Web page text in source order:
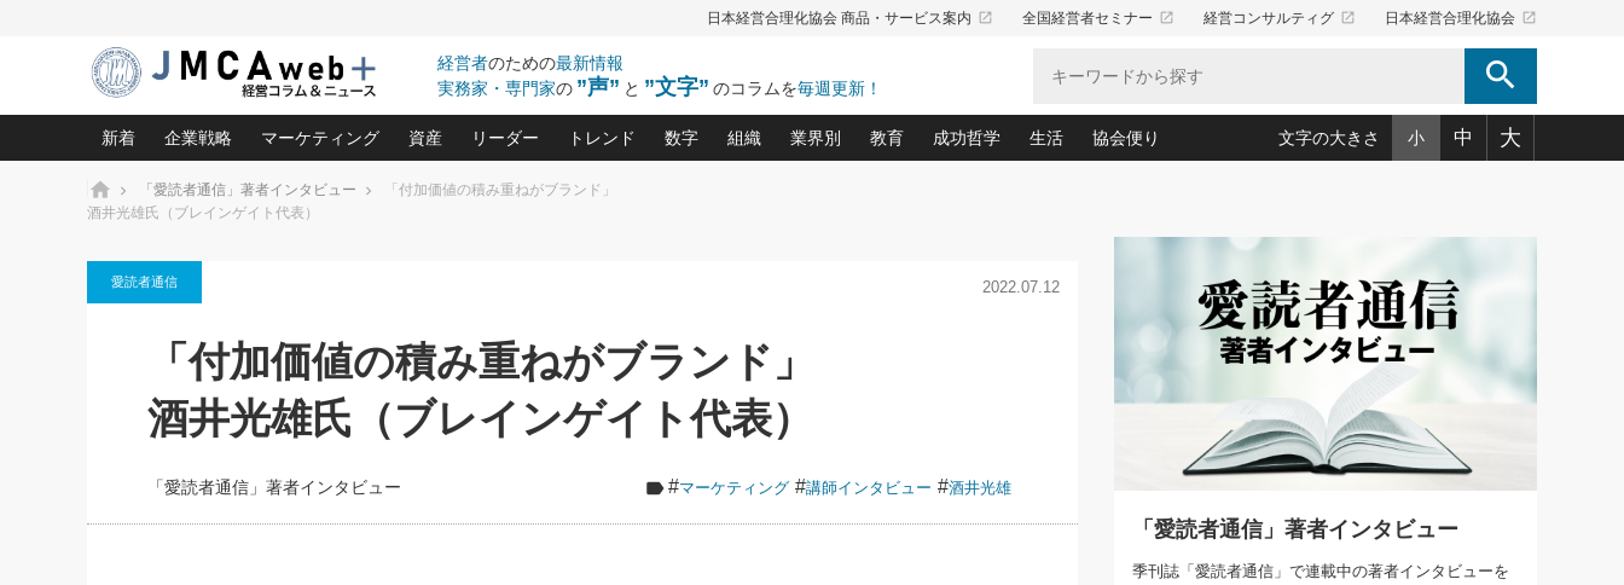
日本経営合理化協会 商品・サービス案内 launch 全国経営者セミナー launch 経営コンサルティグ launch 日本経営合理化協会 launch
経営者のための最新情報
実務家・専門家の ”声” と ”文字” のコラムを毎週更新！ search
新着
相談15：銀行がやたらと固定金
がよいのでしょうか！
2026.08.7
第153回「内需企業があっとい
う間にグローバル成長企業に」
FOOD & LIFE COMPANIES
2026.08.5
スピーチ」ネタ帳（2026年8月5
もっとみる
企業戦略
利益を最大化する「業務改善」横田尚哉氏(5)
日本レーザー「人を大切にしながら利益を上げる経営」の極意
武器としてのM&A入門(3)
継続経営 百話百行(85)
マーケティング
ロングセラーの玉手箱(9)
大復活＆快進撃！ユニバーサルスタジオジャパンの成功要因と
は(5)
最高の自分を表現する 成功イメージ戦略(77)
酒井光雄 成功事例に学ぶ繁栄企業のブランド戦略(39)
資産
事業承継の前に、決めておきたい、知っておきたい、やってお
きたいコト(12)
会社と社長のための資産管理講座(95)
リーダー
ピョートル・F・グジバチの『経営戦略の新常識』(12)
指導者たる者かくあるべし(635)
朝礼・会議での「社長の３分間スピーチ」ネタ帳(159)
次もあなたにお願いしたいと思われる「一流の仕事術」(28)
トレンド
北村森の「今月のヒット商品」(109)
次の売れ筋をつかむ術(102)
社長のメシの種 4.0(206)
数字
おカネが残る決算書にするために、やっておきたいこと(34)
強い決算書の会社はココが違う！(36)
損益分岐点を下げる、Ｐ／Ｌ不況時代の新戦略(12)
新・会計経営と実学(37)
決算書の“見える化”術(12)
組織
中小企業の新たな法律リスク(178)
賃金決定の定石(68)
顧客・社員・社会から支持される「ウェルビーイング経営入
門」(23)
業界別
売れる住宅を創る 100の視点(100)
教育
あなただからお願いしたいと思われる 気配りの達人(127)
デキル社員に育てる！ 社員教育の決め手(203)
業績アップにつながる！ワンランク上の手紙・メール術(100)
成功哲学
中国哲学に学ぶ 不況は会社守成の好機(38)
令和時代の「社長の人間力の磨き方」(86)
先人の名句名言の教え 東洋思想に学ぶ経営学(132)
渡部昇一の「日本の指導者たち」(32)
生活
おのころ心平の ──社長のための「か・ら・だマネジメント」
デジタルＡＶを味方に！新・仕事術(180)
リーダー脳の鍛え方(32)
ワインを楽しむ基礎レッスン(12)
必読！社長が読むべき今月の4冊(88)
眼と耳で楽しむ読書術(162)
米国スポーツ・ビジネスに学ぶ心理学(98)
高橋一喜の『これぞ！"本物の温泉"』(157)
協会便り
「愛読者通信」著者インタビュー(44)
ビジネス見聞録 経営ニュース(100)
作間信司の経営無形庵(けいえいむぎょうあん)(166)
経営セミナー情報局(1)
繁栄への着眼点 牟田太陽(76)
講話を聞いて学ぼう 実学・耳学・磨く「ミミガク」のすすめ
文字の大きさ 小 中 大
ホーム 「愛読者通信」著者インタビュー
「付加価値の積み重ねがブランド」
酒井光雄氏（ブレインゲイト代表）
愛読者通信 2022.07.12
「付加価値の積み重ねがブランド」
酒井光雄氏（ブレインゲイト代表）
「愛読者通信」著者インタビュー #マーケティング #講師インタビュー #酒井光雄
「愛読者通信」著者インタビュー
季刊誌「愛読者通信」で連載中の著者インタビューを